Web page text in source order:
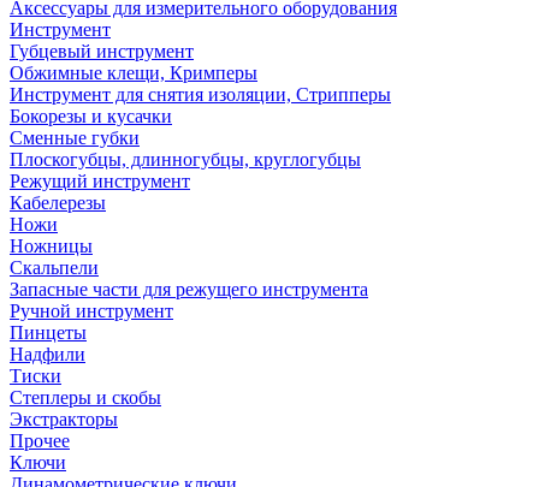
Аксессуары для измерительного оборудования
Инструмент
Губцевый инструмент
Обжимные клещи, Кримперы
Инструмент для снятия изоляции, Стрипперы
Бокорезы и кусачки
Сменные губки
Плоскогубцы, длинногубцы, круглогубцы
Режущий инструмент
Кабелерезы
Ножи
Ножницы
Скальпели
Запасные части для режущего инструмента
Ручной инструмент
Пинцеты
Надфили
Тиски
Степлеры и скобы
Экстракторы
Прочее
Ключи